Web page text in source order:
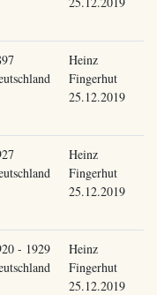
Heinz
Fingerhut
25.12.2019
Heinz
Fingerhut
25.12.2019
- 1929
Heinz
Fingerhut
25.12.2019